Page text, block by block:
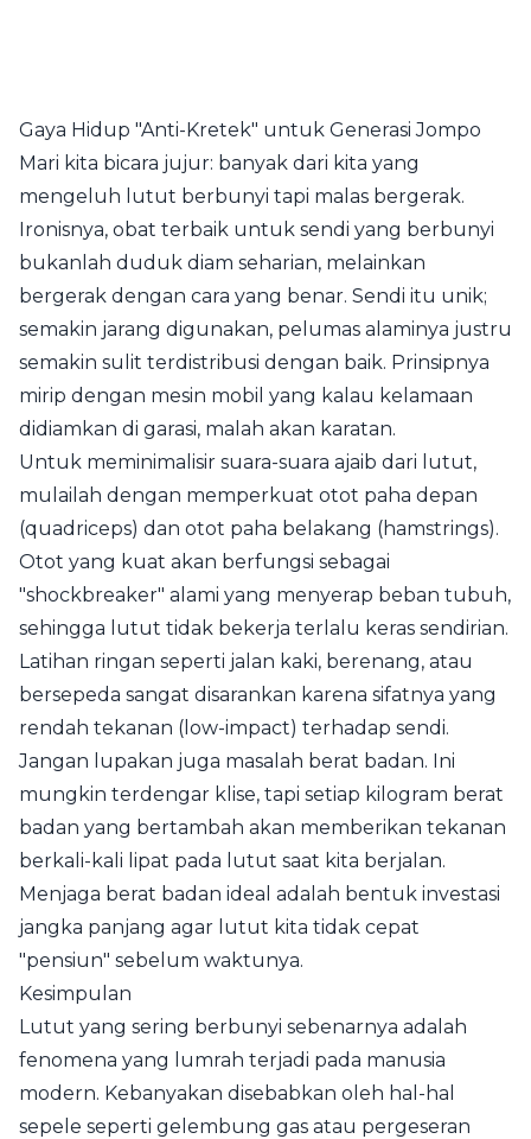
Gaya Hidup "Anti-Kretek" untuk Generasi Jompo
Mari kita bicara jujur: banyak dari kita yang
mengeluh lutut berbunyi tapi malas bergerak.
Ironisnya, obat terbaik untuk sendi yang berbunyi
bukanlah duduk diam seharian, melainkan
bergerak dengan cara yang benar. Sendi itu unik;
semakin jarang digunakan, pelumas alaminya justru
semakin sulit terdistribusi dengan baik. Prinsipnya
mirip dengan mesin mobil yang kalau kelamaan
didiamkan di garasi, malah akan karatan.
Untuk meminimalisir suara-suara ajaib dari lutut,
mulailah dengan memperkuat otot paha depan
(quadriceps) dan otot paha belakang (hamstrings).
Otot yang kuat akan berfungsi sebagai
"shockbreaker" alami yang menyerap beban tubuh,
sehingga lutut tidak bekerja terlalu keras sendirian.
Latihan ringan seperti jalan kaki, berenang, atau
bersepeda sangat disarankan karena sifatnya yang
rendah tekanan (low-impact) terhadap sendi.
Jangan lupakan juga masalah berat badan. Ini
mungkin terdengar klise, tapi setiap kilogram berat
badan yang bertambah akan memberikan tekanan
berkali-kali lipat pada lutut saat kita berjalan.
Menjaga berat badan ideal adalah bentuk investasi
jangka panjang agar lutut kita tidak cepat
"pensiun" sebelum waktunya.
Kesimpulan
Lutut yang sering berbunyi sebenarnya adalah
fenomena yang lumrah terjadi pada manusia
modern. Kebanyakan disebabkan oleh hal-hal
sepele seperti gelembung gas atau pergeseran